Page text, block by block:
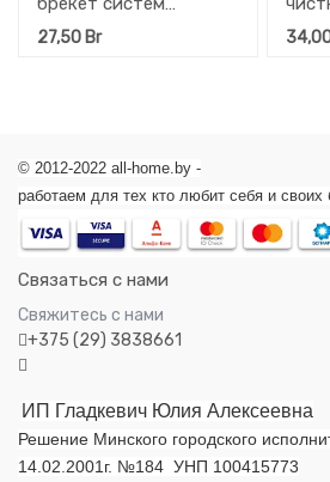
(мягкая) 1 шт
27,50 Br
1 шт
© 2012-2022 all-home.by -
работаем для тех кто любит себя и своих
Связаться с нами
Свяжитесь с нами
+375 (29) 3838661
ИП Гладкевич Юлия Алексеевна
Решение Минского городского
14.02.2001г. №184 УНП 100415773